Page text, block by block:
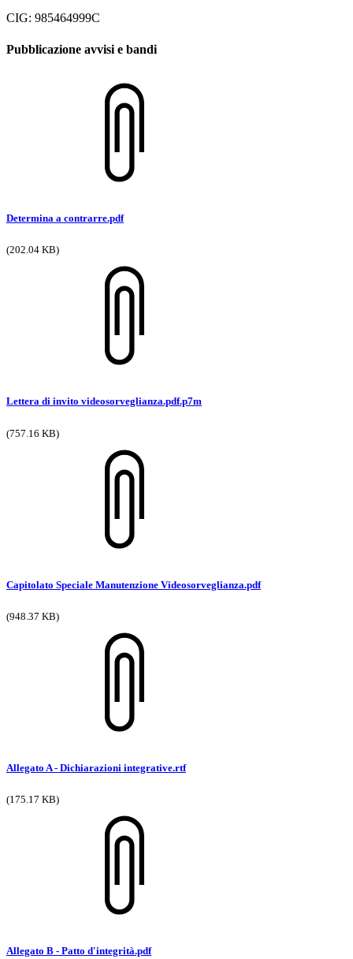
CIG: 985464999C
Pubblicazione avvisi e bandi
Determina a contrarre.pdf
(202.04 KB)
Lettera di invito videosorveglianza.pdf.p7m
(757.16 KB)
Capitolato Speciale Manutenzione Videosorveglianza.pdf
(948.37 KB)
Allegato A - Dichiarazioni integrative.rtf
(175.17 KB)
Allegato B - Patto d'integrità.pdf